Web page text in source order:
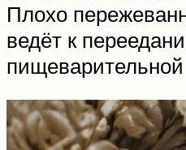
Плохо
ведёт к